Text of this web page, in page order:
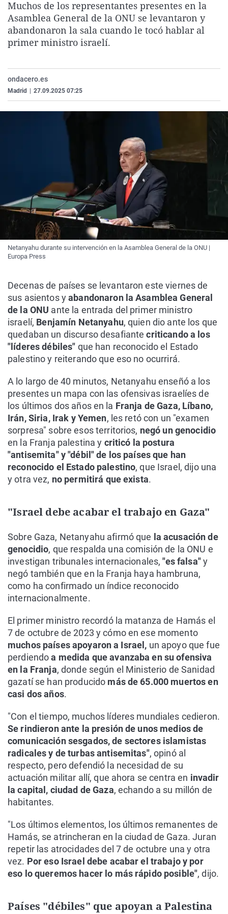
La rosa de los vientos
Gente viajera
Caso
Retornados
Extremadura
Galicia
Virales
Televisión
Muchos de los representantes presentes en la
Asamblea General de la ONU se levantaron y
abandonaron la sala cuando le tocó hablar al
primer ministro israelí.
ondacero.es
Madrid 27.09.2025 07:25
Netanyahu durante su intervención en la Asamblea General de la ONU |
Europa Press
Decenas de países se levantaron este viernes de
sus asientos yabandonaron la Asamblea General
de la ONU ante la entrada del primer ministro
israelí, Benjamín Netanyahu, quien dio ante los que
quedaban un discurso desafiantecriticando a los
"líderes débiles" que han reconocido el Estado
palestino y reiterando que eso no ocurrirá.
A lo largo de 40 minutos, Netanyahu enseñó a los
presentes un mapa con las ofensivas israelíes de
los últimos dos años en la Franja de Gaza, Líbano,
Irán, Siria, Irak y Yemen, les retó con un "examen
sorpresa" sobre esos territorios, negó un genocidio
en la Franja palestina y criticó la postura
"antisemita" y "débil" de los países que han
reconocido el Estado palestino, que Israel, dijo una
y otra vez, no permitirá que exista.
"Israel debe acabar el trabajo en Gaza"
Sobre Gaza, Netanyahu afirmó que la acusación de
genocidio, que respalda una comisión de la ONU e
investigan tribunales internacionales, "es falsa"y
negó también que en la Franja haya hambruna,
como ha confirmado un índice reconocido
internacionalmente.
El primer ministro recordó la matanza de Hamás el
7 de octubre de 2023 y cómo en ese momento
muchos países apoyaron a Israel, un apoyo que fue
perdiendoa medida que avanzaba en su ofensiva
en la Franja, donde según el Ministerio de Sanidad
gazatí se han producido más de 65.000 muertos en
casi dos años.
"Con el tiempo, muchos líderes mundiales cedieron.
Se rindieron ante la presión de unos medios de
comunicación sesgados, de sectores islamistas
radicales y de turbas antisemitas", opinó al
respecto, pero defendió la necesidad de su
actuación militar allí, que ahora se centra en invadir
la capital, ciudad de Gaza, echando a su millón de
habitantes.
"Los últimos elementos, los últimos remanentes de
Hamás, se atrincheran en la ciudad de Gaza. Juran
repetir las atrocidades del 7 de octubre una y otra
vez. Por eso Israel debe acabar el trabajo y por
eso lo queremos hacer lo más rápido posible", dijo.
Países "débiles" que apoyan a Palestina